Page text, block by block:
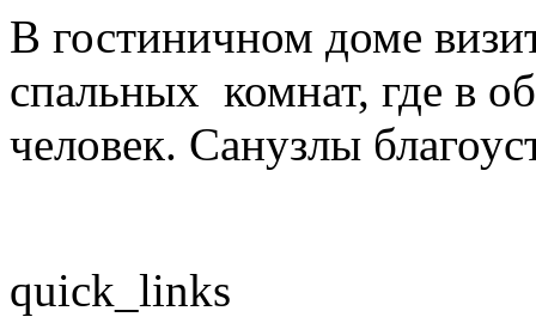
В гостиничном доме
спальных комнат, где в
человек. Санузлы
quick_links